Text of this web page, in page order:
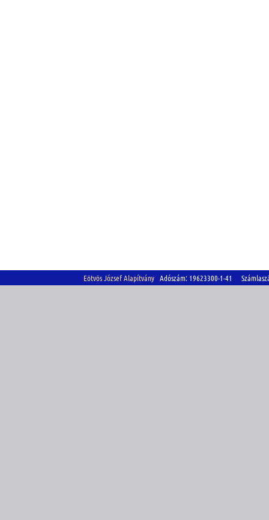
Eötvös József Alapítvány Adószám: 19623300-1-41